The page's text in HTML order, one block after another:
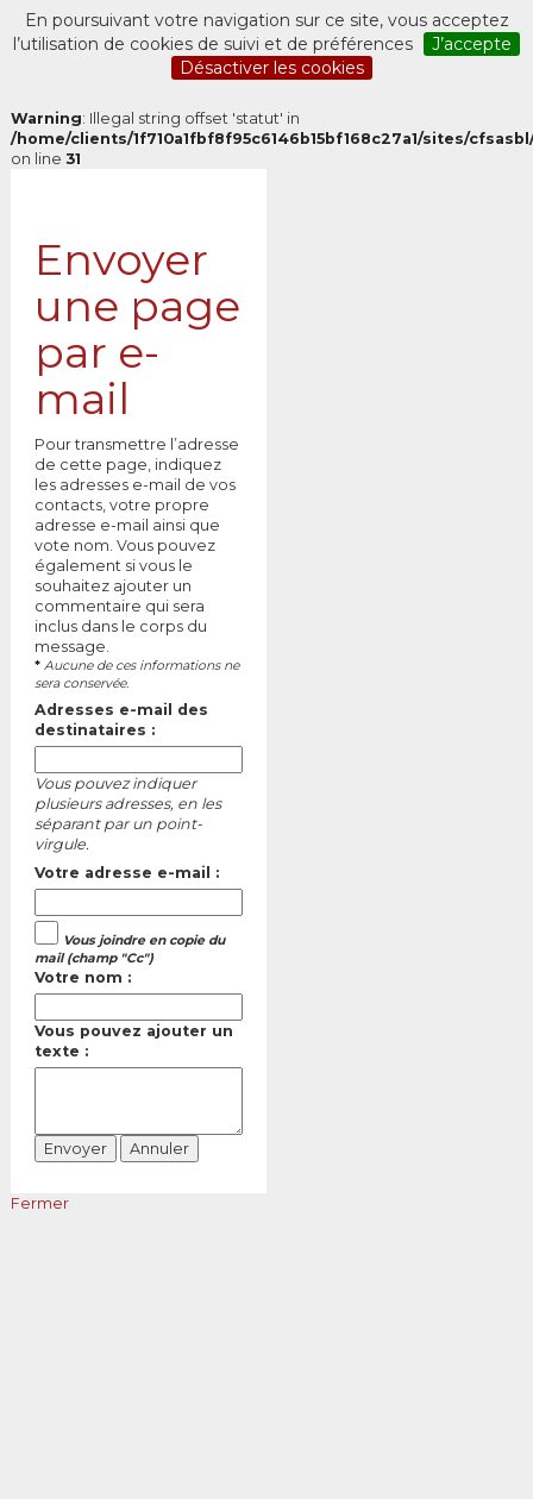
En poursuivant votre navigation sur ce site, vous acceptez
l’utilisation de cookies de suivi et de préférences
J’accepte
Désactiver les cookies
Warning: Illegal string offset 'statut' in
/home/clients/1f710a1fbf8f95c6146b15bf168c27a1/sites/
on line 31
Envoyer
une page
par e-
mail
Pour transmettre l’adresse
de cette page, indiquez
les adresses e-mail de vos
contacts, votre propre
adresse e-mail ainsi que
vote nom. Vous pouvez
également si vous le
souhaitez ajouter un
commentaire qui sera
inclus dans le corps du
message.
* Aucune de ces informations ne
sera conservée.
Adresses e-mail des
destinataires :
Vous pouvez indiquer
plusieurs adresses, en les
séparant par un point-
virgule.
Votre adresse e-mail :
Vous joindre en copie du
mail (champ "Cc")
Votre nom :
Vous pouvez ajouter un
texte :
Fermer